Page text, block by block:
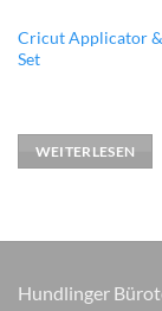
Cricut Applicator
Set
WEITERLESEN
Hundlinger